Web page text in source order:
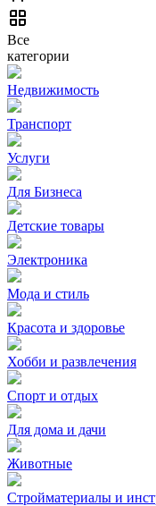
Все
категории
Недвижимость
Транспорт
Услуги
Для Бизнеса
Детские товары
Электроника
Мода и стиль
Красота и здоровье
Хобби и развлечения
Спорт и отдых
Для дома и дачи
Животные
Стройматериалы и